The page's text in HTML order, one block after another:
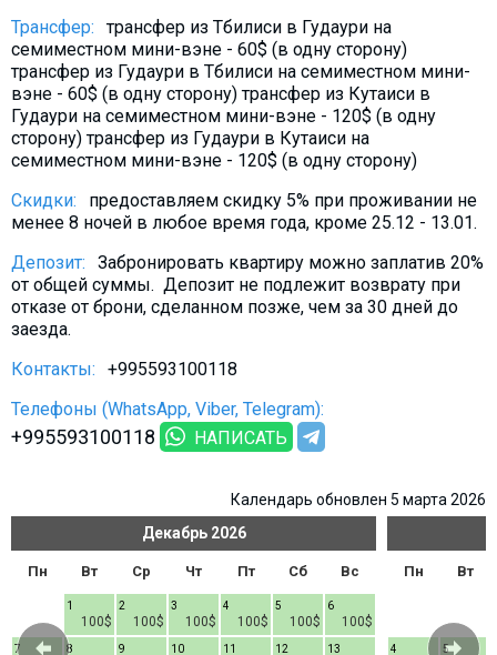
Трансфер:
трансфер из Тбилиси в Гудаури на
семиместном мини-вэне - 60$ (в одну сторону)
трансфер из Гудаури в Тбилиси на семиместном мини-
вэне - 60$ (в одну сторону) трансфер из Кутаиси в
Гудаури на семиместном мини-вэне - 120$ (в одну
сторону) трансфер из Гудаури в Кутаиси на
семиместном мини-вэне - 120$ (в одну сторону)
Скидки:
предоставляем скидку 5% при проживании не
менее 8 ночей в любое время года, кроме 25.12 - 13.01.
Депозит:
Забронировать квартиру можно заплатив 20%
от общей суммы. Депозит не подлежит возврату при
отказе от брони, сделанном позже, чем за 30 дней до
заезда.
Контакты:
+995593100118
Телефоны (WhatsApp, Viber, Telegram):
+995593100118 НАПИСАТЬ
Календарь обновлен 5 марта 2026
Декабрь 2026
Пн Вт Ср Чт Пт Сб Вс
100$
1
100$
2
100$
3
100$
4
100$
5
100$
6
7 8 9 10 11 12 13
Пн Вт
4 5
Отчеты
Безопасность